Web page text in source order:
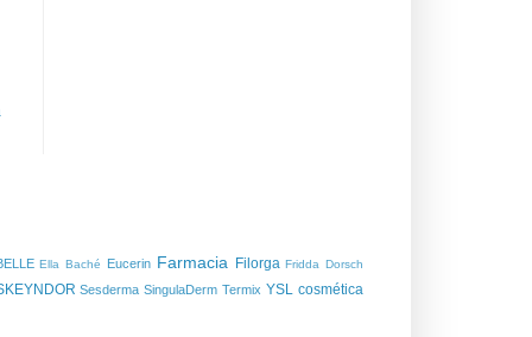
Ella Baché Eucerin Farmacia FilorgaFridda Dorsch
SesdermaSingulaDermTermixYSLcosmética